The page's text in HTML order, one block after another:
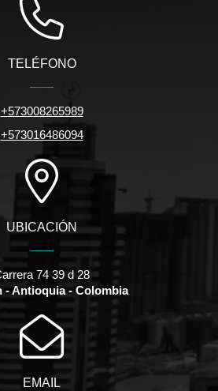
TELÉFONO
+573008265989
+573016486094
UBICACIÓN
74 39 d 28
- Antioquia - Colombia
EMAIL